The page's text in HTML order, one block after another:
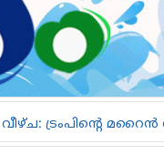
വണ്ണും